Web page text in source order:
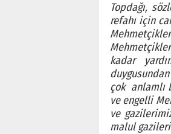
Topdağı,
refahı için
kadar
çok anlamlı
ve engelli
ve
malul